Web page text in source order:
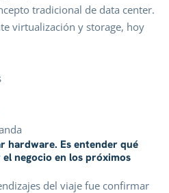
tradicional de data center.
virtualización y storage, hoy
hardware. Es entender qué
negocio en los próximos
del viaje fue confirmar